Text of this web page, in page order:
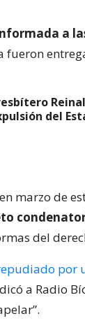
a
fueron
del
marzo de
del
por
a Radio